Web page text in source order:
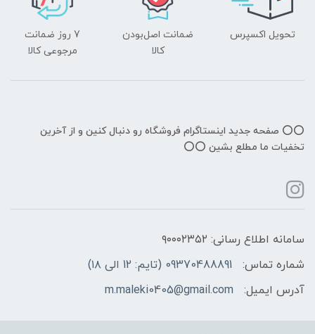
تحویل اکسپرس
ضمانت اصل‌بودن
کالا
7 روز ضمانت
مرجوعی کالا
⭕️⭕️ صفحه جدید اینستاگرام فروشگاه رو دنبال کنین و از آخرین
تخفیات ما مطلع بشین ⭕️⭕️
سامانه اطلاع رسانی: ۹۰۰۰۲۳۵۲
شماره تماس:
09370488891 (تایم: 12 الی ۱۸)
آدرس ایمیل:
m.maleki0405@gmail.com